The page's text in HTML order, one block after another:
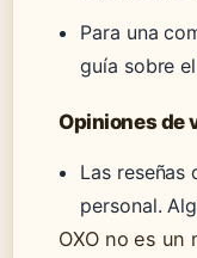
Para una
guía sobre el
Opiniones de
Las reseñas
personal.
OXO no es